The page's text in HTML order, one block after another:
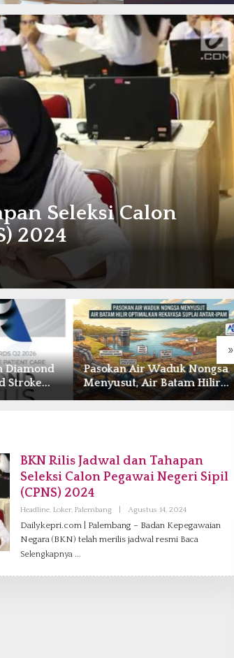
Seleksi Calon
2024
»
Diamond
Stroke
Pasokan Air Waduk Nongsa
Menyusut, Air Batam Hilir
Optimalkan Rekayasa Suplai
BKN Rilis Jadwal dan Tahapan
Seleksi Calon Pegawai Negeri Sipil
(CPNS) 2024
Headline, Loker, Palembang Agustus 14, 2024O
E
H
A
Dailykepri.com | Palembang – Badan Kepegawaian
Negara (BKN) telah merilis jadwal resmi Baca
Selengkapnya